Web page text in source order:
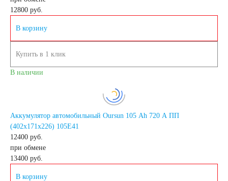
Кислотные
12800 руб.
В корзину
Купить в 1 клик
В наличии
Аккумулятор автомобильный Oursun 105 Ah 720 A ПП
(402х171х226) 105E41
12400 руб.
при обмене
13400 руб.
В корзину